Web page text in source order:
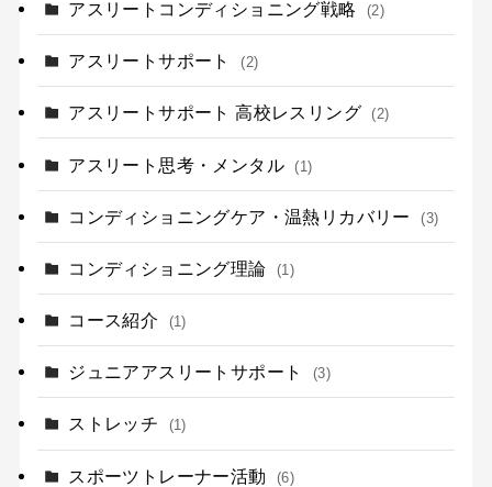
アスリートコンディショニング戦略 (2)
アスリートサポート (2)
アスリートサポート 高校レスリング (2)
アスリート思考・メンタル (1)
コンディショニングケア・温熱リカバリー (3)
コンディショニング理論 (1)
コース紹介 (1)
ジュニアアスリートサポート (3)
ストレッチ (1)
スポーツトレーナー活動 (6)